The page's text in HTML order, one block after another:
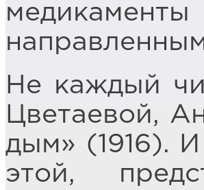
Не каждый
Цветаевой,
дым» (1916).
этой,